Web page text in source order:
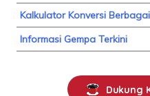
Kalkulator Konversi
Informasi Gempa Terkini
Dukung